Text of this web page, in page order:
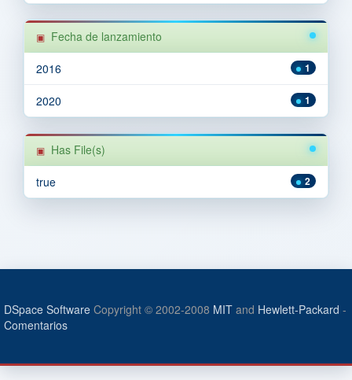
Fecha de lanzamiento
1
2016
1
2020
Has File(s)
2
true
DSpace Software Copyright © 2002-2008 MIT and Hewlett-Packard -
Comentarios